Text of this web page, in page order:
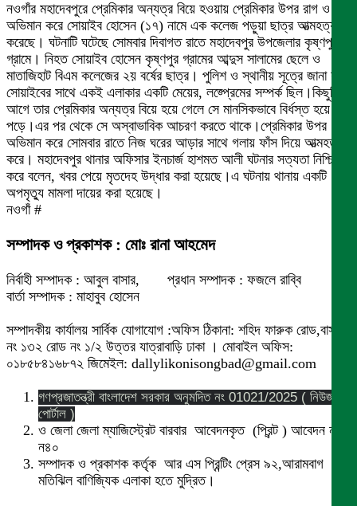
নওগাঁর মহাদেবপুরে প্রেমিকার অন্যত্র বিয়ে হওয়ায় প্রেমিকার উপর রাগ ও
অভিমান করে সোয়াইব হোসেন (১৭) নামে এক কলেজ পড়ুয়া ছাত্র আত্মহত্যা
করেছে। ঘটনাটি ঘটেছে সোমবার দিবাগত রাতে মহাদেবপুর উপজেলার কৃষ্ণপুর
গ্রামে। নিহত সোয়াইব হোসেন কৃষ্ণপুর গ্রামের আব্দুস সালামের ছেলে ও
মাতাজিহাট বিএম কলেজের ২য় বর্ষের ছাত্র। পুলিশ ও স্থানীয় সূত্রে জানা যায়,
সোয়াইবের সাথে একই এলাকার একটি মেয়ের, লজ্প্রেমের সম্পর্ক ছিল।কিছুদিন
আগে তার প্রেমিকার অন্যত্র বিয়ে হয়ে গেলে সে মানসিকভাবে বির্ধস্ত হয়ে
পড়ে।এর পর থেকে সে অস্বাভাবিক আচরণ করতে থাকে।প্রেমিকার উপর
অভিমান করে সোমবার রাতে নিজ ঘরের আড়ার সাথে গলায় ফাঁস দিয়ে আত্মহত্যা
করে। মহাদেবপুর থানার অফিসার ইনচার্জ হাশমত আলী ঘটনার সত্যতা নিশ্চিত
করে বলেন, খবর পেয়ে মৃতদেহ উদ্ধার করা হয়েছে।এ ঘটনায় থানায় একটি
অপমৃত্যু মামলা দায়ের করা হয়েছে।
নওগাঁ #
সম্পাদক ও প্রকাশক : মোঃ রানা আহমেদ
নির্বাহী সম্পাদক : আবুল বাসার, প্রধান সম্পাদক : ফজলে রাব্বি
বার্তা সম্পাদক : মাহাবুব হোসেন
সম্পাদকীয় কার্যালয় সার্বিক যোগাযোগ :অফিস ঠিকানা: শহিদ ফারুক রোড,বাসা
নং ১৩২ রোড নং ১/২ উত্তর যাত্রাবাড়ি ঢাকা । মোবাইল অফিস:
০১৮৫৮৪১৬৮৭২ জিমেইল: dallylikonisongbad@gmail.com
গণপ্রজাতন্ত্রী বাংলাদেশ সরকার অনুমদিত নং 01021/2025 ( নিউজ
পোর্টাল )
ও জেলা জেলা ম্যাজিস্ট্রেট বারবার আবেদনকৃত (প্রিন্ট ) আবেদন নং
ন৪০
সম্পাদক ও প্রকাশক কর্তৃক আর এস প্রিন্টিং প্রেস ৯২,আরামবাগ
মতিঝিল বাণিজ্যিক এলাকা হতে মুদ্রিত।